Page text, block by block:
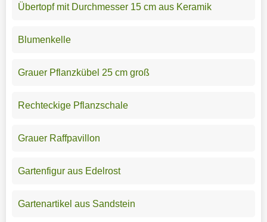
Übertopf mit Durchmesser 15 cm aus Keramik
Blumenkelle
Grauer Pflanzkübel 25 cm groß
Rechteckige Pflanzschale
Grauer Raffpavillon
Gartenfigur aus Edelrost
Gartenartikel aus Sandstein